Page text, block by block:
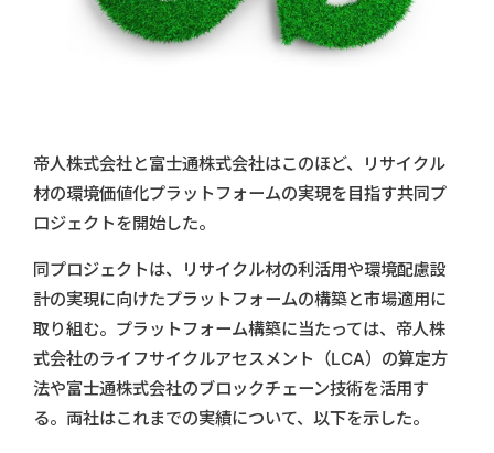
帝人株式会社と富士通株式会社はこのほど、リサイクル
材の環境価値化プラットフォームの実現を目指す共同プ
ロジェクトを開始した。
同プロジェクトは、リサイクル材の利活用や環境配慮設
計の実現に向けたプラットフォームの構築と市場適用に
取り組む。プラットフォーム構築に当たっては、帝人株
式会社のライフサイクルアセスメント（LCA）の算定方
法や富士通株式会社のブロックチェーン技術を活用す
る。両社はこれまでの実績について、以下を示した。